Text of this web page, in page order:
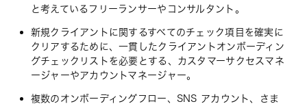
と考えているフリーランサーやコンサルタント。
新規クライアントに関するすべてのチェック項目を確実に
クリアするために、一貫したクライアントオンボーディン
グチェックリストを必要とする、カスタマーサクセスマネ
ージャーやアカウントマネージャー。
複数のオンボーディングフロー、SNS アカウント、さま